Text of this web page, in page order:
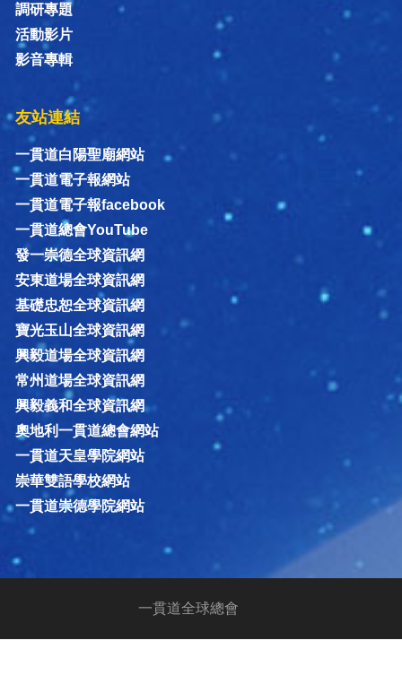
調研專題
活動影片
影音專輯
友站連結
一貫道白陽聖廟網站
一貫道電子報網站
一貫道電子報facebook
一貫道總會YouTube
發一崇德全球資訊網
安東道場全球資訊網
基礎忠恕全球資訊網
寶光玉山全球資訊網
興毅道場全球資訊網
常州道場全球資訊網
興毅義和全球資訊網
奧地利一貫道總會網站
一貫道天皇學院網站
崇華雙語學校網站
一貫道崇德學院網站
一貫道全球總會